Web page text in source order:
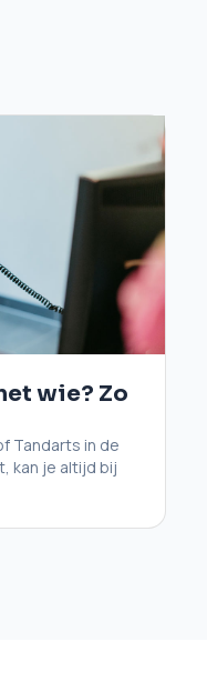
wie? Zo
Tandarts in de
kan je altijd bij